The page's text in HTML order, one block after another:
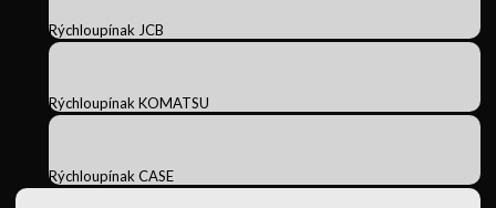
Rýchloupínak JCB
Rýchloupínak KOMATSU
Rýchloupínak CASE